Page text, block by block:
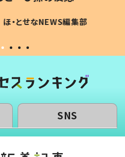
「可愛くて仕方な
ほ・とせなNEWS編集部
SNS